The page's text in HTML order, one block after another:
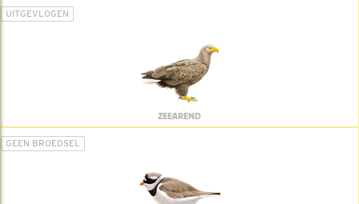
UITGEVLOGEN
ZEEAREND
GEEN BROEDSEL